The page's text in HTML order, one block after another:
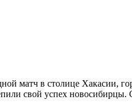
матч в столице Хакасии,
свой успех новосибирцы.